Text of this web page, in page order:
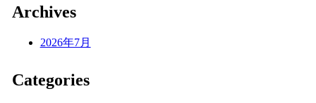
Archives
2026年7月
Categories